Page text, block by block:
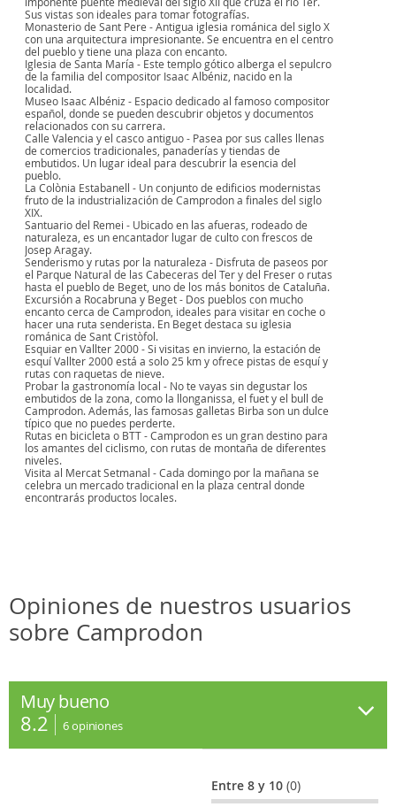
Sus vistas son ideales para tomar fotografías.
Monasterio de Sant Pere - Antigua iglesia románica del siglo X
con una arquitectura impresionante. Se encuentra en el centro
del pueblo y tiene una plaza con encanto.
Iglesia de Santa María - Este templo gótico alberga el sepulcro
de la familia del compositor Isaac Albéniz, nacido en la
localidad.
Museo Isaac Albéniz - Espacio dedicado al famoso compositor
español, donde se pueden descubrir objetos y documentos
relacionados con su carrera.
Calle Valencia y el casco antiguo - Pasea por sus calles llenas
de comercios tradicionales, panaderías y tiendas de
embutidos. Un lugar ideal para descubrir la esencia del
pueblo.
La Colònia Estabanell - Un conjunto de edificios modernistas
fruto de la industrialización de Camprodon a finales del siglo
XIX.
Santuario del Remei - Ubicado en las afueras, rodeado de
naturaleza, es un encantador lugar de culto con frescos de
Josep Aragay.
Senderismo y rutas por la naturaleza - Disfruta de paseos por
el Parque Natural de las Cabeceras del Ter y del Freser o rutas
hasta el pueblo de Beget, uno de los más bonitos de Cataluña.
Excursión a Rocabruna y Beget - Dos pueblos con mucho
encanto cerca de Camprodon, ideales para visitar en coche o
hacer una ruta senderista. En Beget destaca su iglesia
románica de Sant Cristòfol.
Esquiar en Vallter 2000 - Si visitas en invierno, la estación de
esquí Vallter 2000 está a solo 25 km y ofrece pistas de esquí y
rutas con raquetas de nieve.
Probar la gastronomía local - No te vayas sin degustar los
embutidos de la zona, como la llonganissa, el fuet y el bull de
Camprodon. Además, las famosas galletas Birba son un dulce
típico que no puedes perderte.
Rutas en bicicleta o BTT - Camprodon es un gran destino para
los amantes del ciclismo, con rutas de montaña de diferentes
niveles.
Visita al Mercat Setmanal - Cada domingo por la mañana se
celebra un mercado tradicional en la plaza central donde
encontrarás productos locales.
Opiniones de nuestros usuarios
sobre Camprodon
Muy bueno
8.2 6opiniones
Entre 8 y 10(0)